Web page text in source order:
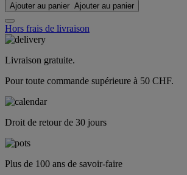
Ajouter au panier Ajouter au panier
Hors frais de livraison
Livraison gratuite.
Pour toute commande supérieure à 50 CHF.
Droit de retour de 30 jours
Plus de 100 ans de savoir-faire